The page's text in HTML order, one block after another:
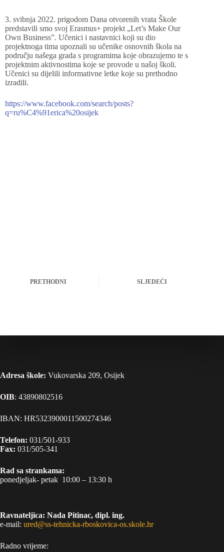
3. svibnja 2022. prigodom Dana otvorenih vrata Škole
predstavili smo svoj Erasmus+ projekt „Let’s Make Our
Own Business”. Učenici i nastavnici koji su dio
projektnoga tima upoznali su učenike osnovnih škola na
području našega grada s programima koje obrazujemo te s
projektnim aktivnostima koje se provode u našoj školi.
Učenici su dijelili informativne letke koje su prethodno
izradili.
https://www.facebook.com/search/posts?
q=ru%C4%91erica%20osijek
PRETHODNI SLJEDEĆI
Adresa škole: Vukovarska 209, Osijek
OIB: 43890802516
IBAN: HR5323900011500274346
Telefon: 031/501-933
Fax: 031/505-341
Rad sa strankama:
ponedjeljak- petak 10:00 – 13:30 h
Ravnateljica: Nada Pitinac, dipl. ing.
e-mail: ured@ss-tehnicka-rboskovica-os.skole.hr
Radno vrijeme: